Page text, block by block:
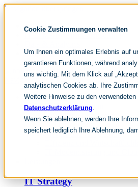
Cookie Zustimmungen verwalten
Um Ihnen ein optimales Erlebnis auf
garantieren Funktionen, während
uns wichtig. Mit dem Klick auf
analytischen Cookies ab. Ihre
Weitere Hinweise zu den
Datenschutzerklärung.
Wenn Sie ablehnen, werden Ihre
speichert lediglich Ihre Ablehnung,
Navigation überspringen
noventum
IT & Management Consulting
People & Culture
Navigation überspringen
Fokusthemen
IT Transformation
Künstliche Intelligenz
IT Outsourcing
Merger und Acquisition
IT Strategy